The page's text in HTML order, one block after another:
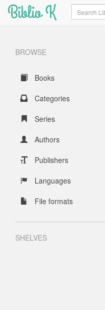
Biblio K Search
BROWSE
Books
Categories
Series
Authors
Publishers
Languages
File formats
SHELVES